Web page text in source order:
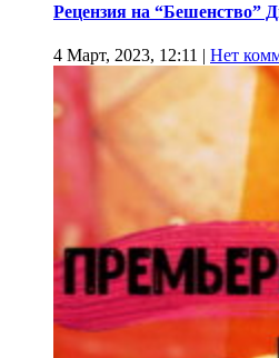
Рецензия на “Бешенство”
4 Март, 2023, 12:11 | Нет